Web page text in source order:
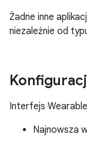
Żadne inne
niezależnie od
Interfejs
Najnowsza